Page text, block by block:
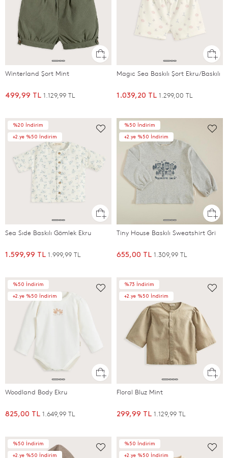
Winterland Şort Mint
499,99 TL 1.129,99 TL
Magıc Sea Baskılı Şort Ekru/Baskılı
1.039,20 TL 1.299,00 TL
%20 İndirim
+2.ye %50 İndirim
Sea Sıde Baskılı Gömlek Ekru
1.599,99 TL 1.999,99 TL
%50 İndirim
+2.ye %50 İndirim
Tiny House Baskılı Sweatshirt Gri
655,00 TL 1.309,99 TL
%50 İndirim
+2.ye %50 İndirim
Woodland Body Ekru
825,00 TL 1.649,99 TL
%73 İndirim
+2.ye %50 İndirim
Floral Bluz Mint
299,99 TL 1.129,99 TL
%50 İndirim
+2.ye %50 İndirim
%50 İndirim
+2.ye %50 İndirim